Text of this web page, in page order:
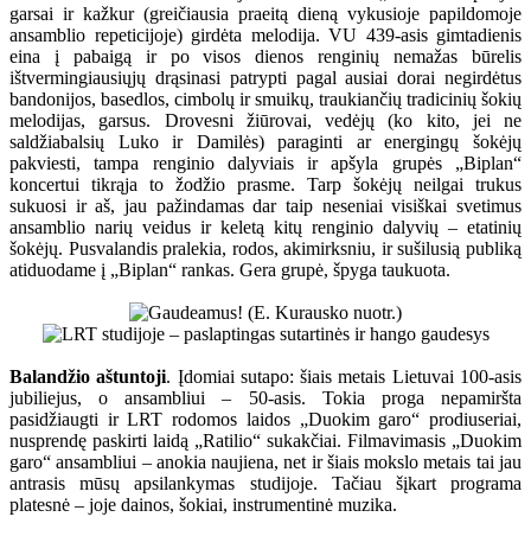
garsai ir kažkur (greičiausia praeitą dieną vykusioje papildomoje
ansamblio repeticijoje) girdėta melodija. VU 439-asis gimtadienis
eina į pabaigą ir po visos dienos renginių nemažas būrelis
ištvermingiausiųjų drąsinasi patrypti pagal ausiai dorai negirdėtus
bandonijos, basedlos, cimbolų ir smuikų, traukiančių tradicinių šokių
melodijas, garsus. Drovesni žiūrovai, vedėjų (ko kito, jei ne
saldžiabalsių Luko ir Damilės) paraginti ar energingų šokėjų
pakviesti, tampa renginio dalyviais ir apšyla grupės „Biplan“
koncertui tikrąja to žodžio prasme. Tarp šokėjų neilgai trukus
sukuosi ir aš, jau pažindamas dar taip neseniai visiškai svetimus
ansamblio narių veidus ir keletą kitų renginio dalyvių – etatinių
šokėjų. Pusvalandis pralekia, rodos, akimirksniu, ir sušilusią publiką
atiduodame į „Biplan“ rankas. Gera grupė, špyga taukuota.
Balandžio aštuntoji. Įdomiai sutapo: šiais metais Lietuvai 100-asis
jubiliejus, o ansambliui – 50-asis. Tokia proga nepamiršta
pasidžiaugti ir LRT rodomos laidos „Duokim garo“ prodiuseriai,
nusprendę paskirti laidą „Ratilio“ sukakčiai. Filmavimasis „Duokim
garo“ ansambliui – anokia naujiena, net ir šiais mokslo metais tai jau
antrasis mūsų apsilankymas studijoje. Tačiau šįkart programa
platesnė – joje dainos, šokiai, instrumentinė muzika.